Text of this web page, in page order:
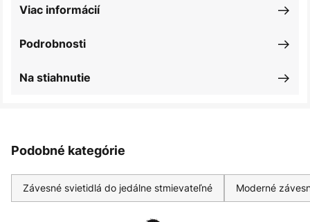
Podrobnosti
Viac informácií
Na stiahnutie
Podobné kategórie
Závesné svietidlá do jedálne stmievateľné Moderné